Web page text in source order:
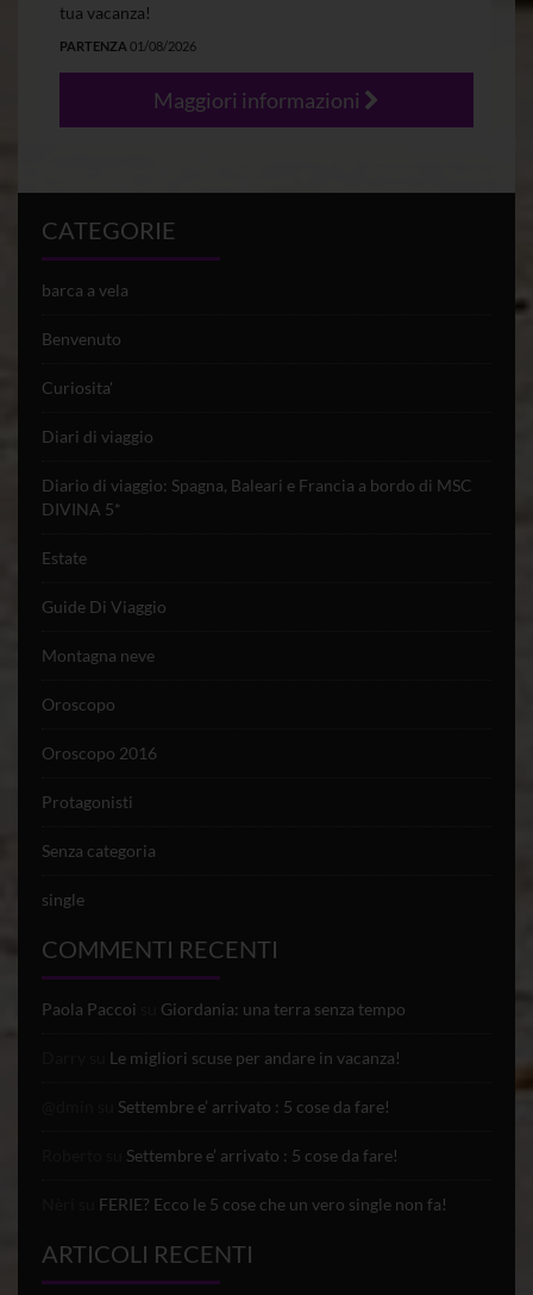
tua vacanza!
PARTENZA 01/08/2026
Maggiori informazioni
CATEGORIE
barca a vela
Benvenuto
Curiosita'
Diari di viaggio
Diario di viaggio: Spagna, Baleari e Francia a bordo di MSC
DIVINA 5*
Estate
Guide Di Viaggio
Montagna neve
Oroscopo
Oroscopo 2016
Protagonisti
Senza categoria
single
COMMENTI RECENTI
Paola Paccoi Giordania: una terra senza tempo
Le migliori scuse per andare in vacanza!
Settembre e’ arrivato : 5 cose da fare!
Settembre e’ arrivato : 5 cose da fare!
FERIE? Ecco le 5 cose che un vero single non fa!
ARTICOLI RECENTI